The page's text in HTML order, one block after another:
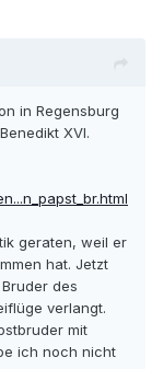
in Regensburg
XVI.
geraten, weil er
hat. Jetzt
des
verlangt.
mit
ich noch nicht